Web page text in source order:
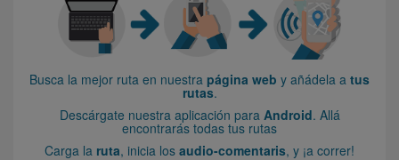
Busca la mejor ruta en nuestra página web y añádela a tus
rutas.
Descárgate nuestra aplicación para Android. Allá
encontrarás todas tus rutas
Carga la ruta, inicia los audio-comentaris, y ¡a correr!